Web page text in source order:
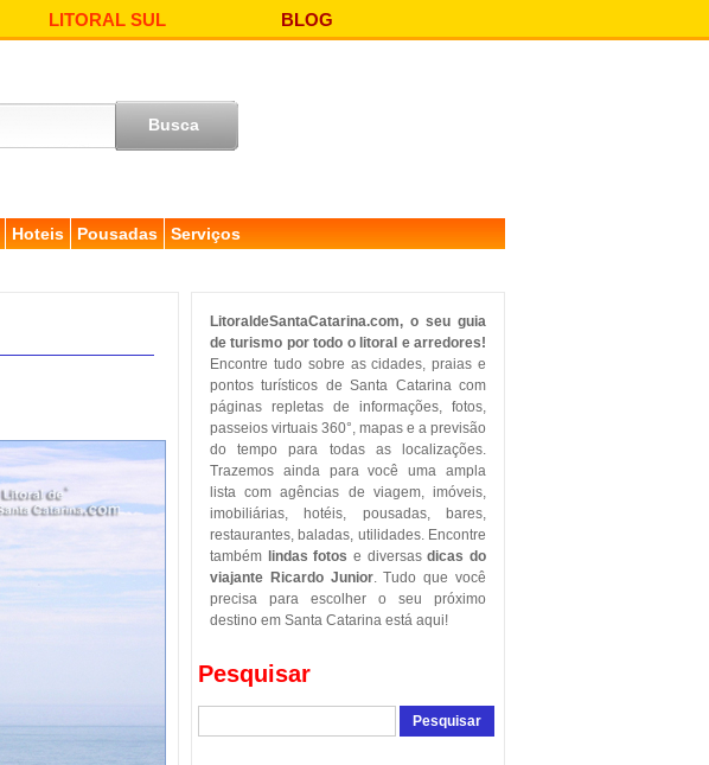
LITORAL SUL BLOG
Hoteis Pousadas
Serviços
LitoraldeSantaCatarina.com, o seu guia
de turismo por todo o litoral e arredores!
Encontre tudo sobre as cidades, praias e
pontos turísticos de Santa Catarina com
páginas repletas de informações, fotos,
passeios virtuais 360°, mapas e a previsão
do tempo para todas as localizações.
Trazemos ainda para você uma ampla
lista com agências de viagem, imóveis,
imobiliárias, hotéis, pousadas, bares,
restaurantes, baladas, utilidades. Encontre
também
lindas fotos e diversasdicas do
viajante Ricardo Junior. Tudo que você
precisa para escolher o seu próximo
destino em Santa Catarina está aqui!
Pesquisar